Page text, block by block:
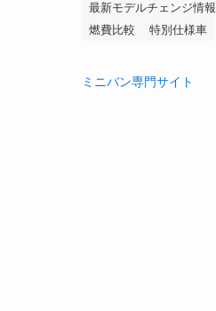
最新モデルチェンジ情報
燃費比較
特別仕様車
ミニバン専門サイト